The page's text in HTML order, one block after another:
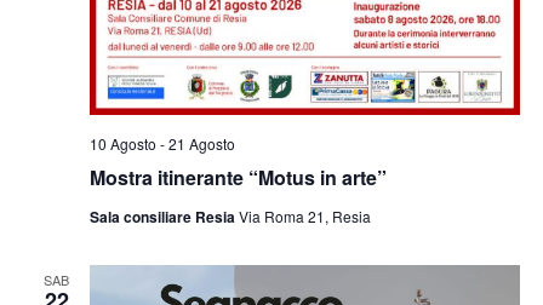
Mostra itinerante “Motus in arte”
10 Agosto -21 Agosto
Sala consiliare ResiaVia Roma 21, Resia
SAB